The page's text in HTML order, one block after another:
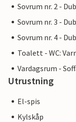
Sovrum nr. 2 -
Sovrum nr. 3 -
Sovrum nr. 4 -
Toalett - WC:
Vardagsrum -
Utrustning
El-spis
Kylskåp